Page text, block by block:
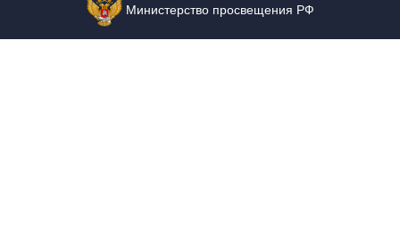
Министерство просвещения РФ